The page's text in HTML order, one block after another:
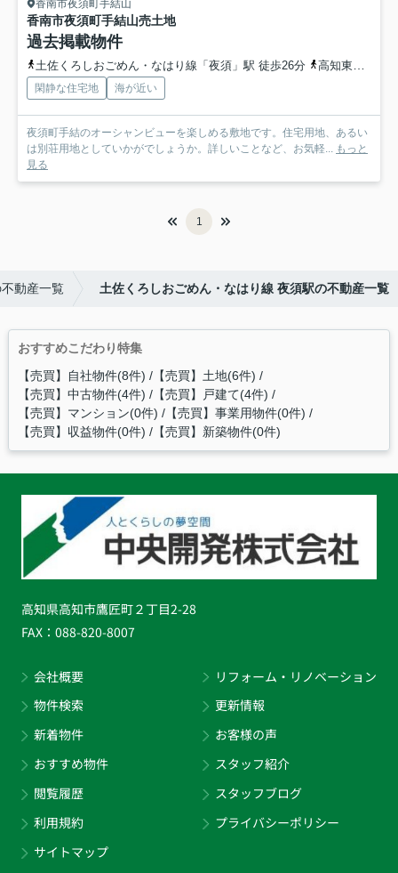
香南市夜須町手結山
香南市夜須町手結山売土地
過去掲載物件
土佐くろしおごめん・なはり線「夜須」駅 徒歩26分 高知東部交通・香南市営「手結山」バス停下車 徒歩7分
閑静な住宅地 海が近い
夜須町手結のオーシャンビューを楽しめる敷地です。住宅用地、あるい
は別荘用地としていかがでしょうか。詳しいことなど、お気軽...
もっと
見る
1
動産一覧 土佐くろしおごめん・なはり線 夜須駅の不動産一覧
おすすめこだわり特集
【売買】自社物件(8件) 【売買】土地(6件)
【売買】中古物件(4件) 【売買】戸建て(4件)
【売買】マンション(0件) 【売買】事業用物件(0件)
【売買】収益物件(0件) 【売買】新築物件(0件)
高知県高知市鷹匠町２丁目2-28
FAX： 088-820-8007
会社概要
物件検索
新着物件
おすすめ物件
閲覧履歴
利用規約
サイトマップ
リフォーム・リノベーション
更新情報
お客様の声
スタッフ紹介
スタッフブログ
プライバシーポリシー